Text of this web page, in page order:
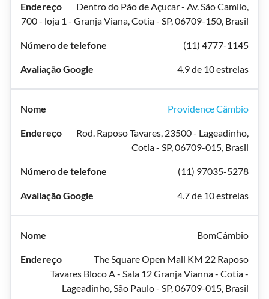
Dentro do Pão de Açucar - Av. São Camilo,
700 - loja 1 - Granja Viana, Cotia - SP, 06709-150, Brasil
(11) 4777-1145
4.9 de 10 estrelas
Providence Câmbio
Rod. Raposo Tavares, 23500 - Lageadinho,
Cotia - SP, 06709-015, Brasil
(11) 97035-5278
4.7 de 10 estrelas
BomCâmbio
The Square Open Mall KM 22 Raposo
Tavares Bloco A - Sala 12 Granja Vianna - Cotia -
Lageadinho, São Paulo - SP, 06709-015, Brasil